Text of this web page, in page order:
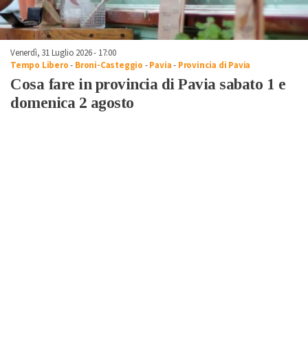
Venerdì, 31 Luglio 2026 - 17:00
Tempo Libero- Broni-Casteggio -Pavia- Provincia di Pavia
Cosa fare in provincia di Pavia sabato 1 e
domenica 2 agosto